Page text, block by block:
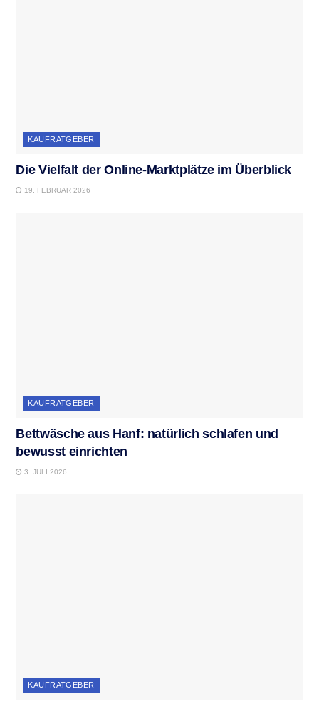
KAUFRATGEBER
Die Vielfalt der Online-Marktplätze im Überblick
19. FEBRUAR 2026
KAUFRATGEBER
Bettwäsche aus Hanf: natürlich schlafen und
bewusst einrichten
3. JULI 2026
KAUFRATGEBER